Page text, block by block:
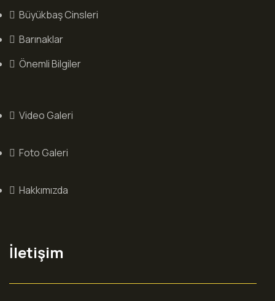
Büyükbaş Cinsleri
Barınaklar
Önemli Bilgiler
Video Galeri
Foto Galeri
Hakkımızda
İletişim